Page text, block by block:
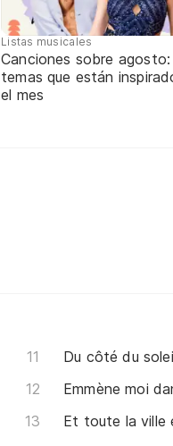
Listas musicales
Canciones sobre agosto:
temas que están
el mes
Du côté du
Emmène moi
Et toute la ville